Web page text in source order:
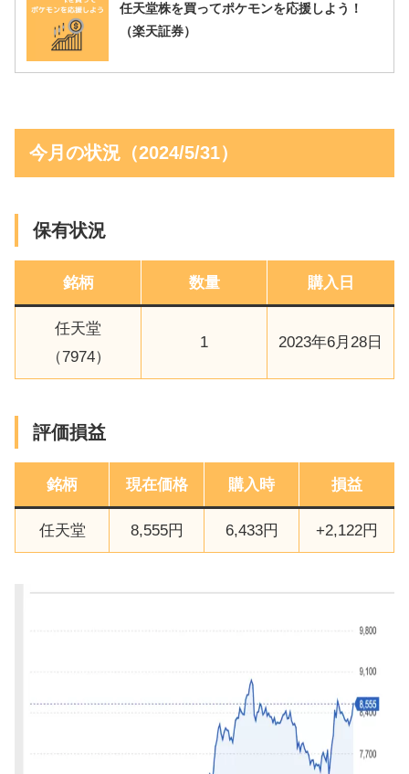
任天堂株を買ってポケモンを応援しよう！
（楽天証券）
今月の状況（2024/5/31）
保有状況
銘柄 数量 購入日
任天堂
（7974）
1 2023年6月28日
評価損益
銘柄 現在価格 購入時 損益
任天堂 8,555円 6,433円 +2,122円